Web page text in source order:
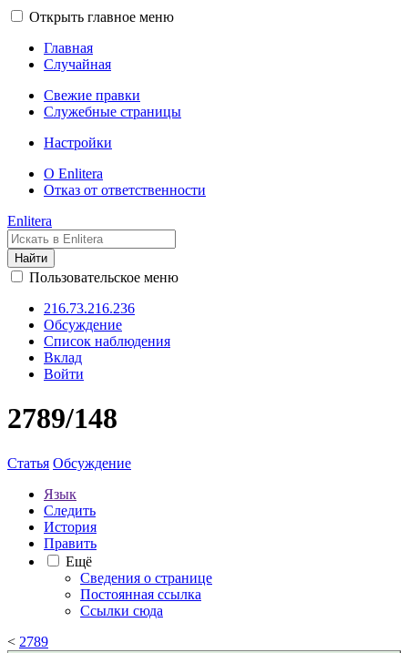
Открыть главное меню
Главная
Случайная
Свежие правки
Служебные страницы
Настройки
О Enlitera
Отказ от ответственности
Enlitera
Найти
Пользовательское меню
216.73.216.236
Обсуждение
Список наблюдения
Вклад
Войти
2789/148
Статья Обсуждение
Язык
Следить
История
Править
Ещё
Сведения о странице
Постоянная ссылка
Ссылки сюда
< 2789